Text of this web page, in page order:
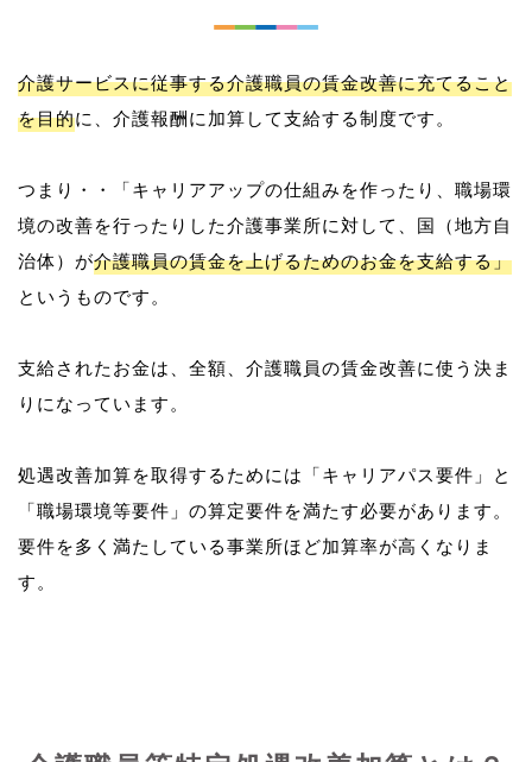
介護サービスに従事する介護職員の賃金改善に充てること
を目的に、介護報酬に加算して支給する制度です。
つまり・・「キャリアアップの仕組みを作ったり、職場環
境の改善を行ったりした介護事業所に対して、国（地方自
治体）が介護職員の賃金を上げるためのお金を支給する」
というものです。
支給されたお金は、全額、介護職員の賃金改善に使う決ま
りになっています。
処遇改善加算を取得するためには「キャリアパス要件」と
「職場環境等要件」の算定要件を満たす必要があります。
要件を多く満たしている事業所ほど加算率が高くなりま
す。